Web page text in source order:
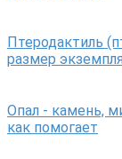
Птеродактиль
размер
Опал - камень,
как помогает